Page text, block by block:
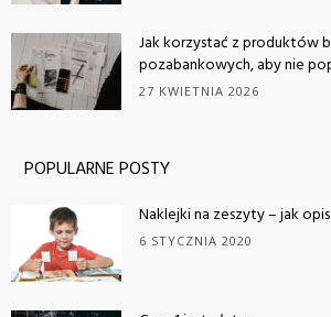
Jak korzystać z produktów
pozabankowych, aby nie
27 KWIETNIA 2026
POPULARNE POSTY
Naklejki na zeszyty – jak
6 STYCZNIA 2020